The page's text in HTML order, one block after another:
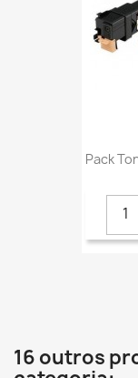
Pack
16 outros